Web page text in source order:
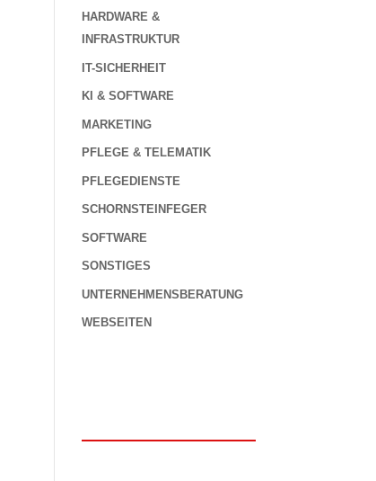
HARDWARE &
INFRASTRUKTUR
IT-SICHERHEIT
KI & SOFTWARE
MARKETING
PFLEGE & TELEMATIK
PFLEGEDIENSTE
SCHORNSTEINFEGER
SOFTWARE
SONSTIGES
UNTERNEHMENSBERATUNG
WEBSEITEN